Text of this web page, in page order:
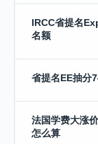
IRCC省提名
名额
省提名EE抽分
法国学费大涨
怎么算